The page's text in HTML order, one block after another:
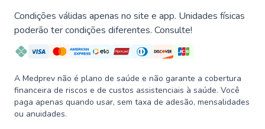
Condições válidas apenas no site e app. Unidades físicas
poderão ter condições diferentes. Consulte!
A Medprev não é plano de saúde e não garante a cobertura
financeira de riscos e de custos assistenciais à saúde. Você
paga apenas quando usar, sem taxa de adesão, mensalidades
ou anuidades.